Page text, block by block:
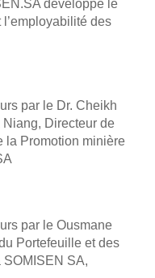
développe le
des
par le Dr. Cheikh
Directeur de
la Promotion minière
par le Ousmane
Portefeuille et des
SOMISEN SA,